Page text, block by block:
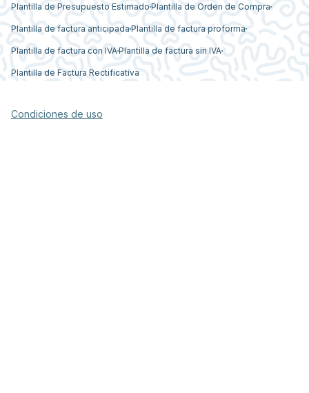
Plantilla de Presupuesto Estimado Plantilla de Orden de Compra
Plantilla de factura anticipada Plantilla de factura proforma
Plantilla de factura con IVA Plantilla de factura sin IVA
Plantilla de Factura Rectificativa
Condiciones de uso